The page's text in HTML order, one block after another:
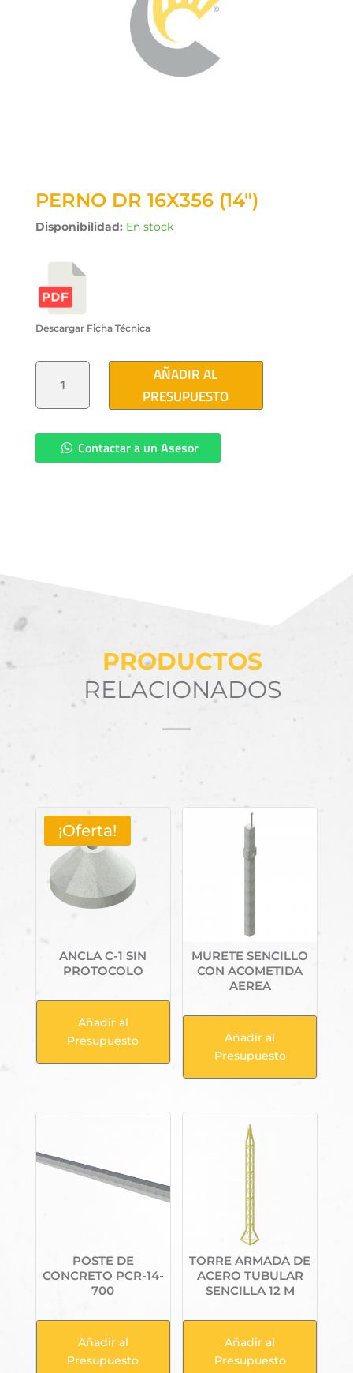
PERNO DR 16X356 (14″)
Disponibilidad: En stock
Descargar Ficha Técnica
PERNO
16X356
CANTIDAD
AÑADIR AL
PRESUPUESTO
Contactar a un Asesor
PRODUCTOS
RELACIONADOS
¡Oferta!
ANCLA C-1 SIN
PROTOCOLO
Añadir al
Presupuesto
MURETE SENCILLO
CON ACOMETIDA
AEREA
Añadir al
Presupuesto
POSTE DE
CONCRETO PCR-14-
700
Añadir al
Presupuesto
TORRE ARMADA DE
ACERO TUBULAR
SENCILLA 12 M
Añadir al
Presupuesto